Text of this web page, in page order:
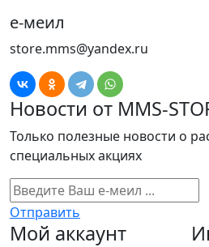
е-меил
store.mms@yandex.ru
Новости от MMS-
Только полезные новости о
специальных акциях
Отправить
Мой аккаунт